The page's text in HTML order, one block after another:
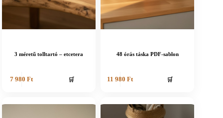
3 méretű tolltartó – etcetera
7 980Ft 🛒
48 órás táska PDF-sablon
11 980Ft 🛒